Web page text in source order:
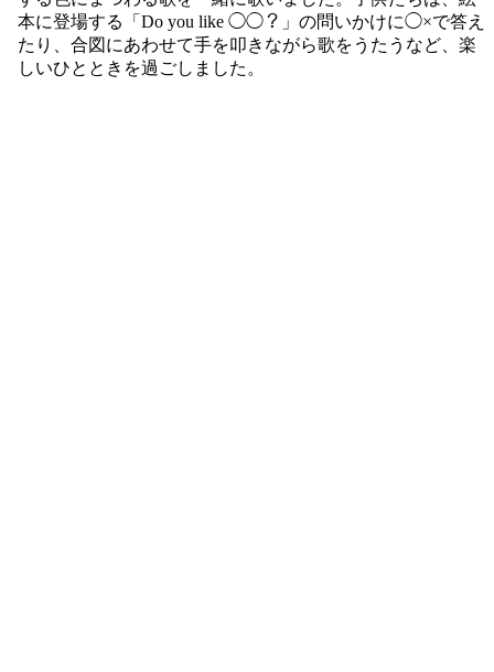
本に登場する「Do you like ◯◯？」の問いかけに◯×で答え
たり、合図にあわせて手を叩きながら歌をうたうなど、楽
しいひとときを過ごしました。